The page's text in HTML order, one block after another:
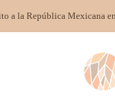
a la República Mexicana